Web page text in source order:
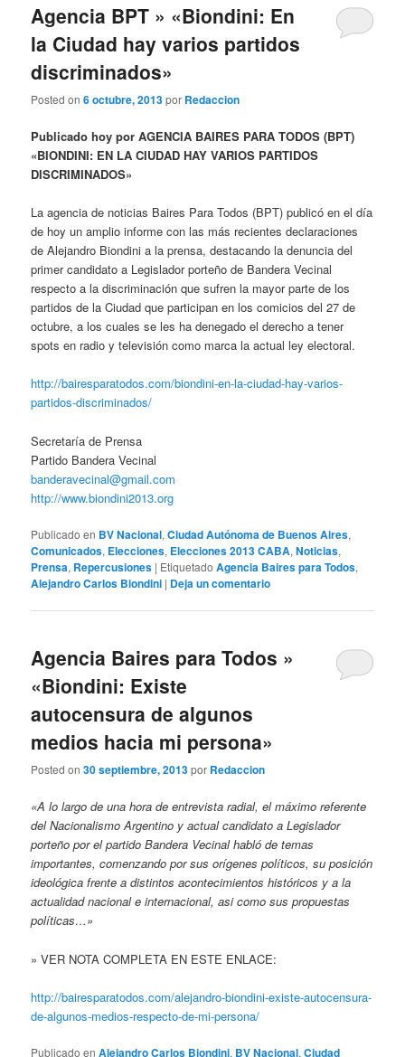
Agencia BPT » «Biondini: En
la Ciudad hay varios partidos
discriminados»
Posted on6 octubre, 2013por Redaccion
Publicado hoy por AGENCIA BAIRES PARA TODOS (BPT)
«BIONDINI: EN LA CIUDAD HAY VARIOS PARTIDOS
DISCRIMINADOS»
La agencia de noticias Baires Para Todos (BPT) publicó en el día
de hoy un amplio informe con las más recientes declaraciones
de Alejandro Biondini a la prensa, destacando la denuncia del
primer candidato a Legislador porteño de Bandera Vecinal
respecto a la discriminación que sufren la mayor parte de los
partidos de la Ciudad que participan en los comicios del 27 de
octubre, a los cuales se les ha denegado el derecho a tener
spots en radio y televisión como marca la actual ley electoral.
http://bairesparatodos.com/biondini-en-la-ciudad-hay-varios-
partidos-discriminados/
Secretaría de Prensa
Partido Bandera Vecinal
banderavecinal@gmail.com
http://www.biondini2013.org
Publicado en BV Nacional,Ciudad Autónoma de Buenos Aires,
Comunicados, Elecciones, Elecciones 2013 CABA,Noticias,
Prensa, Repercusiones | Etiquetado Agencia Baires para Todos,
Alejandro Carlos Biondini | Deja un comentario
Agencia Baires para Todos »
«Biondini: Existe
autocensura de algunos
medios hacia mi persona»
Posted on30 septiembre, 2013por Redaccion
«A lo largo de una hora de entrevista radial, el máximo referente
del Nacionalismo Argentino y actual candidato a Legislador
porteño por el partido Bandera Vecinal habló de temas
importantes, comenzando por sus orígenes políticos, su posición
ideológica frente a distintos acontecimientos históricos y a la
actualidad nacional e internacional, asi como sus propuestas
políticas…»
» VER NOTA COMPLETA EN ESTE ENLACE:
http://bairesparatodos.com/alejandro-biondini-existe-autocensura-
de-algunos-medios-respecto-de-mi-persona/
Publicado en Alejandro Carlos Biondini, BV Nacional,Ciudad